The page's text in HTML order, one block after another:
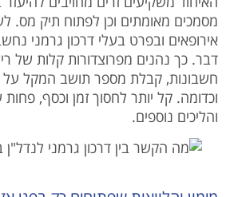
מסמכים מאומתים וכן לפתוח תיק מס.
אירופאים ובפרט בעלי דרכון גרמני
דבר. כך נהנים מפרוצדורות קלות של
חשבונות, קבלת מספר תושב המקל
וכדומה. קל יותר לחסוך זמן וכסף, פחות
והליכים נוספים.